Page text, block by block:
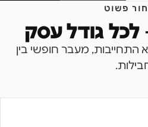
פשוט
ש"ח, ללא התחייבות, מעבר חופשי בין